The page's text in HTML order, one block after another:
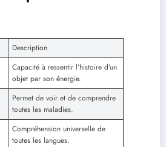
Description
Capacité à ressentir l’histoire d’un
objet par son énergie.
Permet de voir et de comprendre
toutes les maladies.
Compréhension universelle de
toutes les langues.